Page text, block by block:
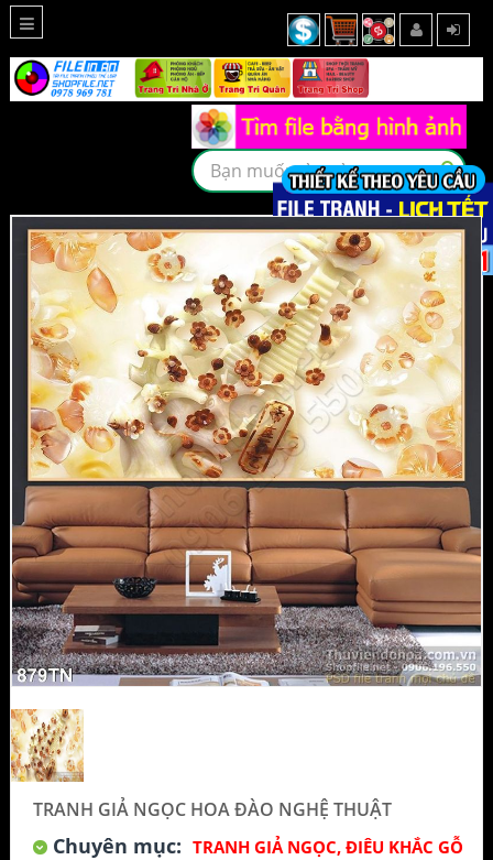
TRANH GIẢ NGỌC HOA ĐÀO NGHỆ THUẬT
Chuyên mục: TRANH GIẢ NGỌC, ĐIÊU KHẮC GỖ